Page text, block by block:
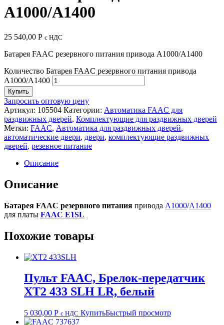
A1000/A1400
25 540,00 Р с НДС
Батарея FAAC резервного питания привода A1000/A1400
Количество Батарея FAAC резервного питания привода
A1000/A1400
Купить
Запросить оптовую цену
Артикул: 105504 Категории: Автоматика FAAC для
раздвижных дверей, Комплектующие для раздвижных дверей
Метки: FAAC, Автоматика для раздвижных дверей,
автоматические двери, двери, комплектующие раздвижных
дверей, резевное питание
Описание
Описание
Батарея FAAC резервного питания привода A1000/A1400
для платы FAAC E1SL
Похожие товары
Пульт FAAC, Брелок-передатчик
XT2 433 SLH LR, белый
5 030,00 Р с НДС КупитьБыстрый просмотр